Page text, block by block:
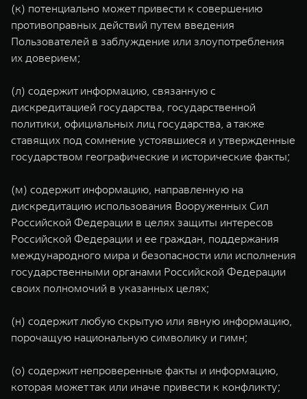
(к) потенциально может привести к совершению
противоправных действий путем введения
Пользователей в заблуждение или злоупотребления
их доверием;
(л) содержит информацию, связанную с
дискредитацией государства, государственной
политики, официальных лиц государства, а также
ставящих под сомнение устоявшиеся и утвержденные
государством географические и исторические факты;
(м) содержит информацию, направленную на
дискредитацию использования Вооруженных Сил
Российской Федерации в целях защиты интересов
Российской Федерации и ее граждан, поддержания
международного мира и безопасности или исполнения
государственными органами Российской Федерации
своих полномочий в указанных целях;
(н) содержит любую скрытую или явную информацию,
порочащую национальную символику и гимн;
(о) содержит непроверенные факты и информацию,
которая может так или иначе привести к конфликту;